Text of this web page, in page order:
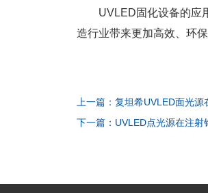
UVLED固化设备的应
造行业带来更加高效、环
上一篇：复坦希UVLED面光
下一篇：UVLED点光源在注